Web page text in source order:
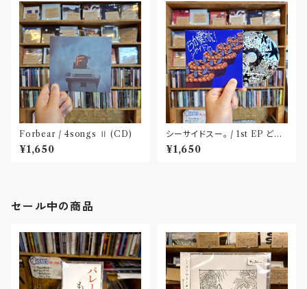
Forbear / 4songs Ⅱ (CD)
¥1,650
シーサイドスー。 / 1st EP どう
か健やかに！(CD)〝静岡県三島
市〟
¥1,650
セール中の商品